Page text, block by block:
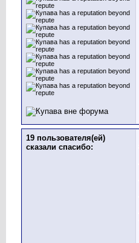
19 пользователя(ей)
сказали cпасибо: